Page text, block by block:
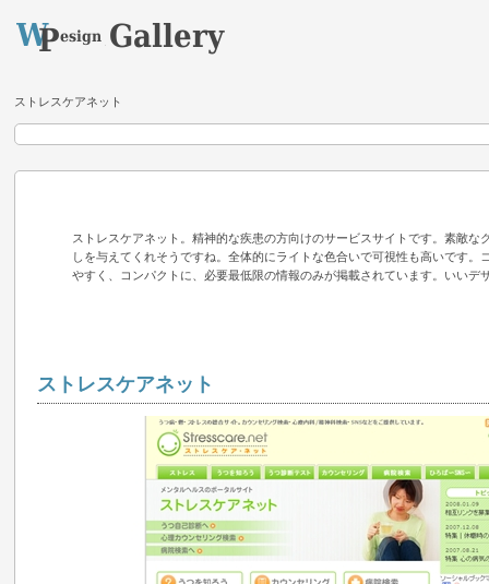
ストレスケアネット
ストレスケアネット。精神的な疾患の方向けのサービスサイトです。素敵な
しを与えてくれそうですね。全体的にライトな色合いで可視性も高いです。
やすく、コンパクトに、必要最低限の情報のみが掲載されています。いいデ
ストレスケアネット